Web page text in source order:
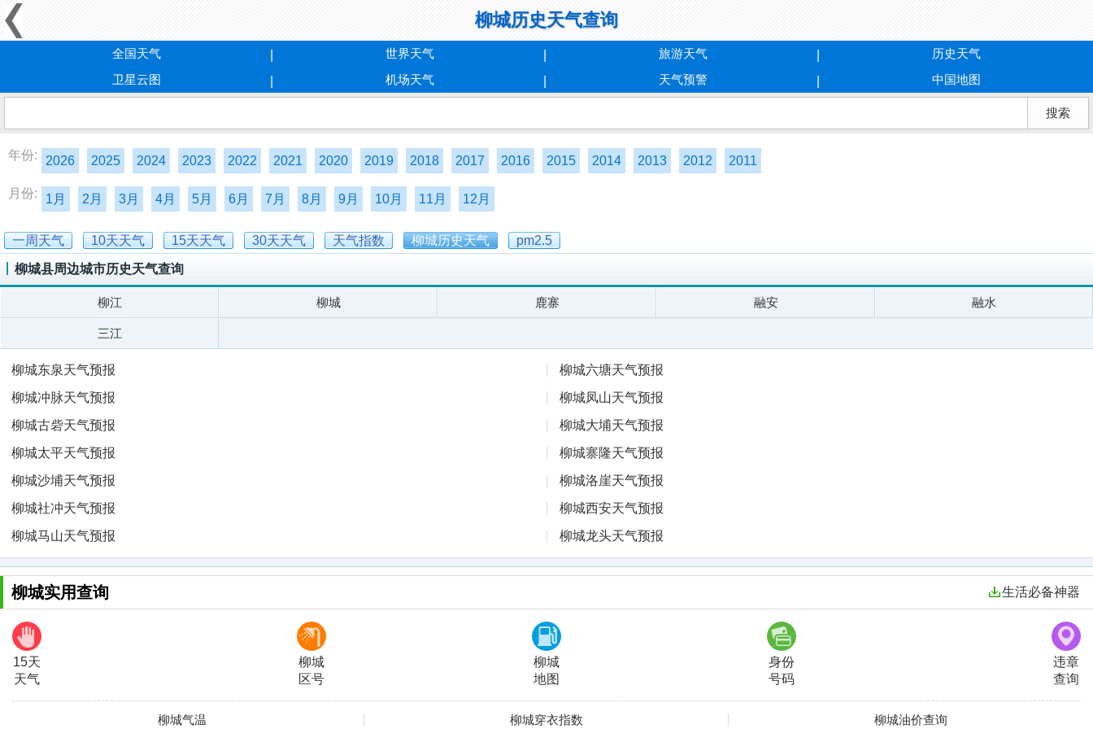
柳城历史天气查询
全国天气 世界天气 旅游天气
历史天气
卫星云图
机场天气 天气预警 中国地图
年份: 2026 2025 2024 2023 2022 2021 2020 2019 2018 2017 2016 2015 2014 2013 2012 2011
月份: 1月 2月 3月 4月 5月 6月 7月 8月 9月 10月 11月 12月
一周天气 10天天气 15天天气 30天天气 天气指数 柳城历史天气 pm2.5
柳城县周边城市历史天气查询
柳江 柳城 鹿寨 融安 融水
三江
柳城东泉天气预报
柳城六塘天气预报
柳城冲脉天气预报
柳城凤山天气预报
柳城古砦天气预报
柳城大埔天气预报
柳城太平天气预报
柳城寨隆天气预报
柳城沙埔天气预报
柳城洛崖天气预报
柳城社冲天气预报
柳城西安天气预报
柳城马山天气预报
柳城龙头天气预报
柳城实用查询 生活必备神器
15天
天气
柳城
区号
柳城
地图
身份
号码
违章
查询
柳城气温 柳城穿衣指数 柳城油价查询